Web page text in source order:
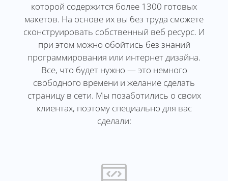
которой содержится более 1300 готовых
макетов. На основе их вы без труда сможете
сконструировать собственный веб ресурс. И
при этом можно обойтись без знаний
программирования или интернет дизайна.
Все, что будет нужно — это немного
свободного времени и желание сделать
страницу в сети. Мы позаботились о своих
клиентах, поэтому специально для вас
сделали: